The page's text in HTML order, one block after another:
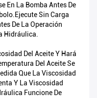
En La Bomba Antes De
Sin Carga
De La Operación
Hidráulica.
Del Aceite Y Hará
Del Aceite Se
Que La Viscosidad
Y La Viscosidad
Funcione De